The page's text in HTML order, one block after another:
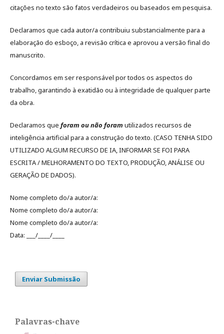
citações no texto são fatos verdadeiros ou baseados em pesquisa.
Declaramos que cada autor/a contribuiu substancialmente para a
elaboração do esboço, a revisão crítica e aprovou a versão final do
manuscrito.
Concordamos em ser responsável por todos os aspectos do
trabalho, garantindo à exatidão ou à integridade de qualquer parte
da obra.
Declaramos que foram ou não foram utilizados recursos de
inteligência artificial para a construção do texto. (CASO TENHA SIDO
UTILIZADO ALGUM RECURSO DE IA, INFORMAR SE FOI PARA
ESCRITA / MELHORAMENTO DO TEXTO, PRODUÇÃO, ANÁLISE OU
GERAÇÃO DE DADOS).
Nome completo do/a autor/a:
Nome completo do/a autor/a:
Nome completo do/a autor/a:
Data: ___/____/____
Enviar Submissão
Palavras-chave